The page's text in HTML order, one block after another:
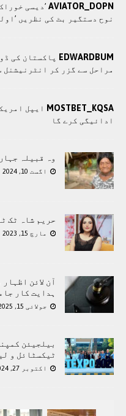
AVIATOR_DOPN ’دیسی
نوح دستگیر بٹ کی نظریں
EDWARDBUM پاکستان کی
مراحل سے گزر کر انٹرنیشنل
MOSTBET_KQSA
ادائیگی کرے گا
وہ قبیلہ
اگست 10, 2024
حریم شاہ ٹک
مارچ 15, 2023
آن لائن
ہدایت کار
جولائی 15, 2025
بیلجیئن
ٹیکسٹائل و لیدر
اکتوبر 27, 2024